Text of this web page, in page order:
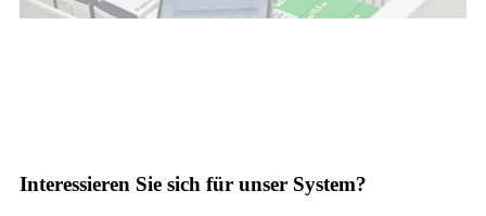
Interessieren Sie sich für unser System?